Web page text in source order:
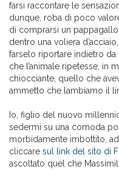
farsi raccontare le
dunque, roba di poco
di comprarsi un
dentro una voliera
farselo riportare indietro
che l’animale ripetesse, in
chiocciante, quello che
ammetto che lambiamo il
Io, figlio del nuovo
sedermi su una comoda
morbidamente imbottito,
cliccare sul link del sito di
ascoltato quel che